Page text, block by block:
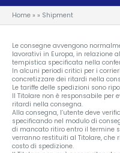
Home » » Shipment
Le consegne avvengono
lavorativi in Europa, in relazione
tempistica specificata nella
In alcuni periodi critici per i
concretizzare dei ritardi nella
Le tariffe delle spedizioni sono
Il Titolare non è responsabile per
ritardi nella consegna.
Alla consegna, l’utente deve
specificando nel modulo di
di mancato ritiro entro il termine
verranno restituiti al Titolare, che
costo di spedizione.